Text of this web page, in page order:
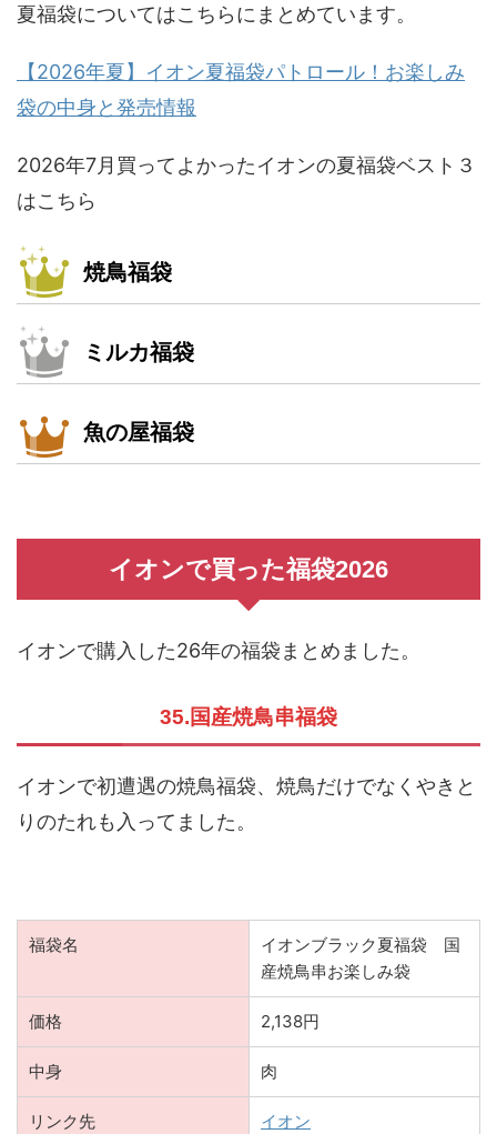
夏福袋についてはこちらにまとめています。
【2026年夏】イオン夏福袋パトロール！お楽しみ
袋の中身と発売情報
2026年7月買ってよかったイオンの夏福袋ベスト３
はこちら
焼鳥福袋
ミルカ福袋
魚の屋福袋
イオンで買った福袋2026
イオンで購入した26年の福袋まとめました。
35.国産焼鳥串福袋
イオンで初遭遇の焼鳥福袋、焼鳥だけでなくやきと
りのたれも入ってました。
福袋名
イオンブラック夏福袋 国
産焼鳥串お楽しみ袋
価格 2,138円
中身 肉
リンク先 イオン